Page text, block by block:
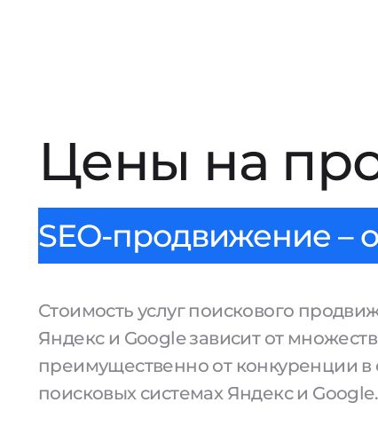
Цены на
SEO-продвижение –
Стоимость услуг поискового
Яндекс и Google зависит от
преимущественно от конкуренции в
поисковых системах Яндекс и Google.